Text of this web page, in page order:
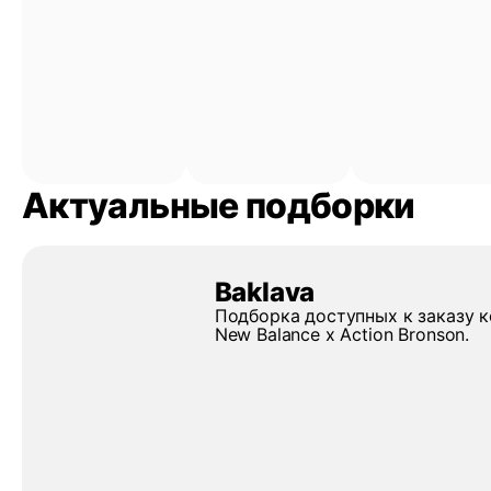
Актуальные подборки
Baklava
Подборка доступных к заказу
New Balance x Action Bronson.